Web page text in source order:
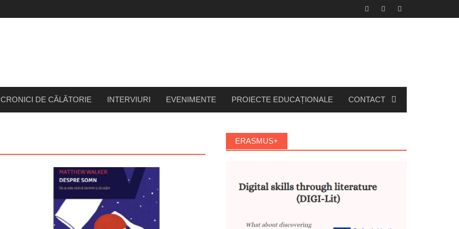
CRONICI DE CĂLĂTORIE INTERVIURI EVENIMENTE PROIECTE EDUCAȚIONALE CONTACT
ERASMUS+